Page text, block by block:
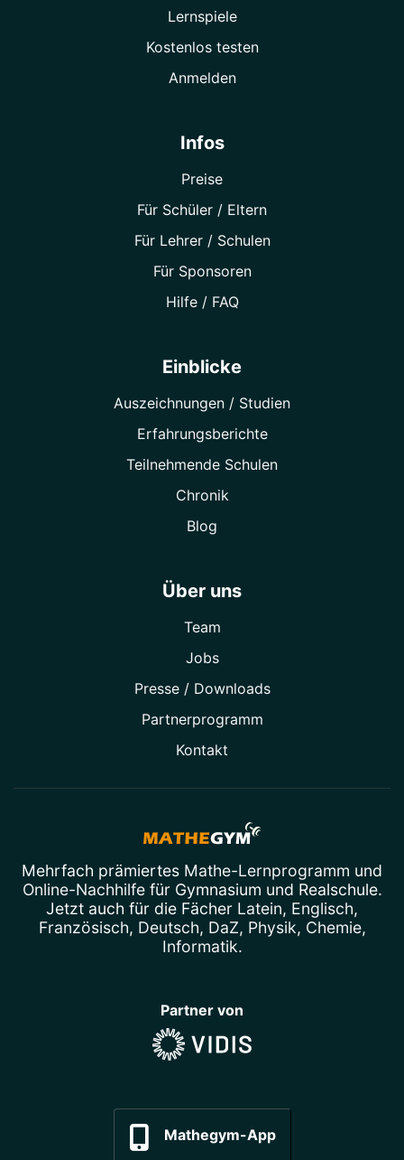
Lernspiele
Kostenlos testen
Anmelden
Infos
Preise
Für Schüler / Eltern
Für Lehrer / Schulen
Für Sponsoren
Hilfe / FAQ
Einblicke
Auszeichnungen / Studien
Erfahrungsberichte
Teilnehmende Schulen
Chronik
Blog
Über uns
Team
Jobs
Presse / Downloads
Partner­programm
Kontakt
Mehrfach prämiertes Mathe-Lernprogramm und
Online-Nachhilfefür Gymnasium und Realschule.
Jetzt auch für die Fächer Latein, Englisch,
Französisch, Deutsch, DaZ, Physik, Chemie,
Informatik.
Partner von
Mathegym-App